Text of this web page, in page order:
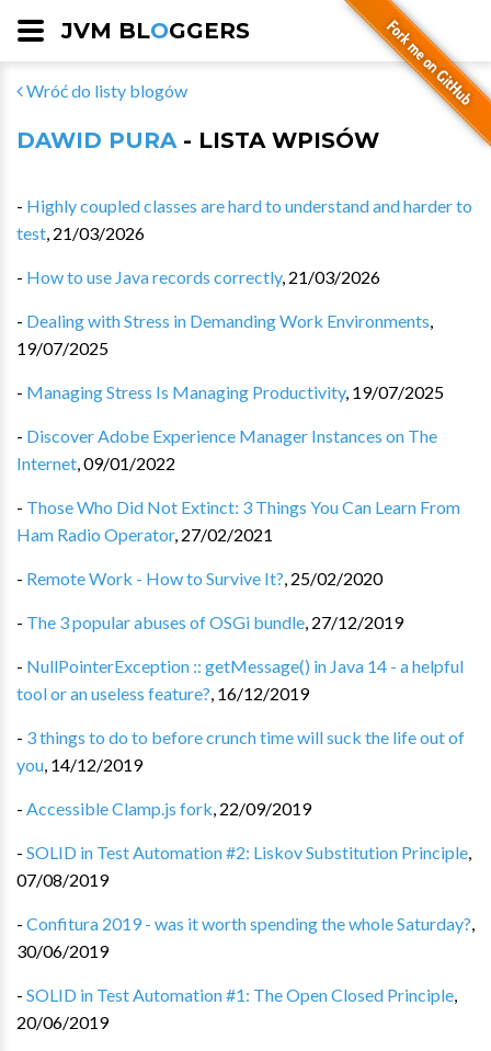
JVM BLOGGERS
Wróć do listy blogów
DAWID PURA- LISTA WPISÓW
- Highly coupled classes are hard to understand and harder to
test, 21/03/2026
- How to use Java records correctly, 21/03/2026
- Dealing with Stress in Demanding Work Environments,
19/07/2025
- Managing Stress Is Managing Productivity, 19/07/2025
- Discover Adobe Experience Manager Instances on The
Internet,09/01/2022
- Those Who Did Not Extinct: 3 Things You Can Learn From
Ham Radio Operator, 27/02/2021
- Remote Work - How to Survive It?, 25/02/2020
- The 3 popular abuses of OSGi bundle, 27/12/2019
- NullPointerException :: getMessage() in Java 14 - a helpful
tool or an useless feature?, 16/12/2019
- 3 things to do to before crunch time will suck the life out of
you, 14/12/2019
- Accessible Clamp.js fork, 22/09/2019
- SOLID in Test Automation #2: Liskov Substitution Principle,
07/08/2019
- Confitura 2019 - was it worth spending the whole Saturday?,
30/06/2019
- SOLID in Test Automation #1: The Open Closed Principle,
20/06/2019